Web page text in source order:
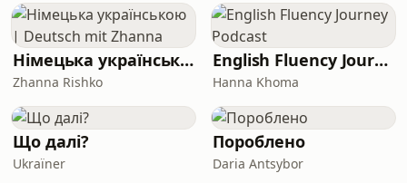
Німецька українською | Deutsch mit Zhanna
Zhanna Rishko
English Fluency Journey Podcast
Hanna Khoma
Що далі?
Ukraїner
Пороблено
Daria Antsybor